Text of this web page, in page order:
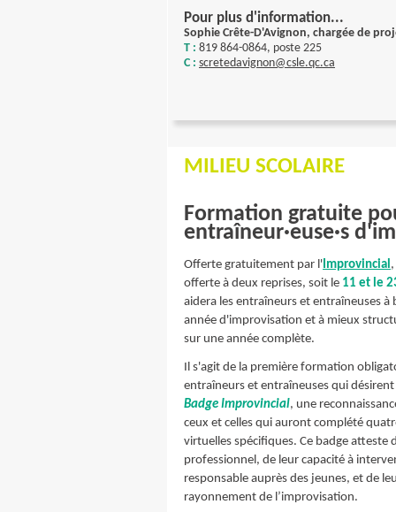
Pour plus d'information...
Sophie Crête-D'Avignon, chargée de
T : 819 864-0864, poste 225
C : scretedavignon@csle.qc.ca
MILIEU SCOLAIRE
Formation gratuite
entraîneur·euse·s
Offerte gratuitement par l'Improvincial
offerte à deux reprises, soit le 11 et le
aidera les entraîneurs et entraîneuses à
année d'improvisation et à mieux
sur une année complète.
Il s'agit de la première formation
entraîneurs et entraîneuses qui
Badge Improvincial, une
ceux et celles qui auront complété
virtuelles spécifiques. Ce badge atteste
professionnel, de leur capacité à
responsable auprès des jeunes, et de
rayonnement de l’improvisation.